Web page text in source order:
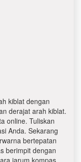
kiblat dengan
derajat arah kiblat.
online. Tuliskan
Anda. Sekarang
bertepatan
berimpit dengan
jarum kompas